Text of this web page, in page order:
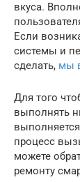
вкуса.
Если
системы и
сделать, мы
Для того
выполнять
процесс
можете
ремонту